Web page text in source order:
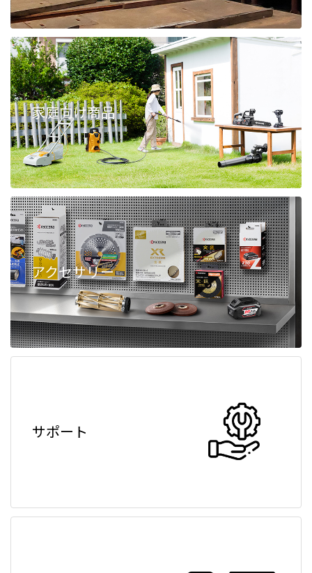
家庭向け商品
アクセサリー
サポート